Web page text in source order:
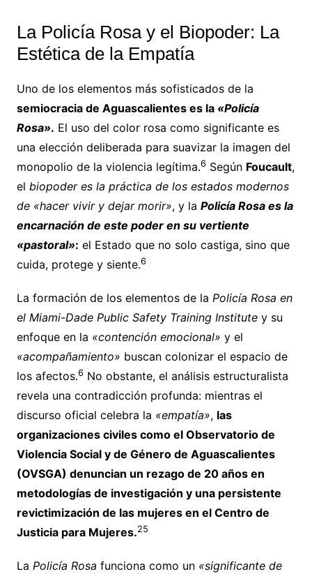
La Policía Rosa y el Biopoder: La
Estética de la Empatía
Uno de los elementos más sofisticados de la
semiocracia de Aguascalientes es la «Policía
Rosa». El uso del color rosa como significante es
una elección deliberada para suavizar la imagen del
monopolio de la violencia legítima.6 Según Foucault,
el biopoder es la práctica de los estados modernos
de «hacer vivir y dejar morir», y la Policía Rosa es la
encarnación de este poder en su vertiente
«pastoral»: el Estado que no solo castiga, sino que
cuida, protege y siente.6
La formación de los elementos de la Policía Rosa en
el Miami-Dade Public Safety Training Institutey su
enfoque en la «contención emocional» y el
«acompañamiento» buscan colonizar el espacio de
los afectos.6 No obstante, el análisis estructuralista
revela una contradicción profunda: mientras el
discurso oficial celebra la «empatía», las
organizaciones civiles como el Observatorio de
Violencia Social y de Género de Aguascalientes
(OVSGA) denuncian un rezago de 20 años en
metodologías de investigación y una persistente
revictimización de las mujeres en el Centro de
Justicia para Mujeres.25
La Policía Rosa funciona como un «significante de